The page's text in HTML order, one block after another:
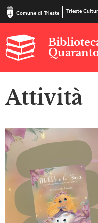
Comune di Trieste Trieste
Attività